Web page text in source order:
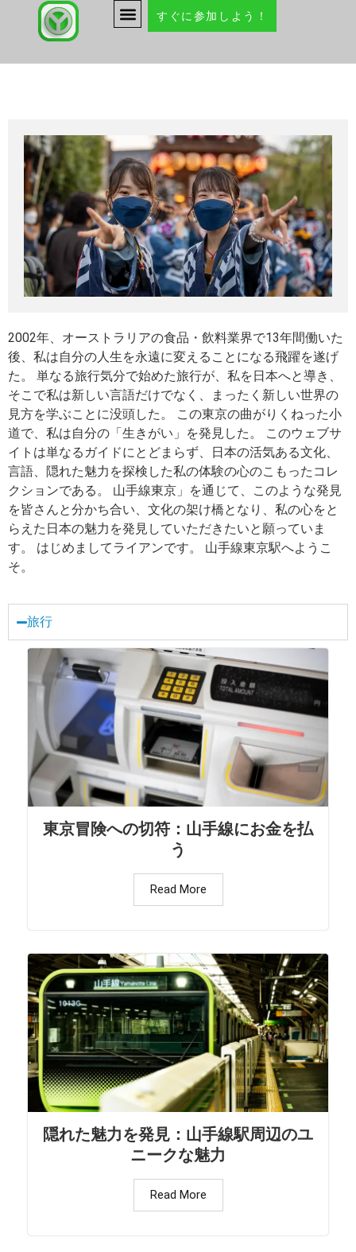
すぐに参加しよう！
2002年、オーストラリアの食品・飲料業界で13年間働いた
後、私は自分の人生を永遠に変えることになる飛躍を遂げ
た。 単なる旅行気分で始めた旅行が、私を日本へと導き、
そこで私は新しい言語だけでなく、まったく新しい世界の
見方を学ぶことに没頭した。 この東京の曲がりくねった小
道で、私は自分の「生きがい」を発見した。 このウェブサ
イトは単なるガイドにとどまらず、日本の活気ある文化、
言語、隠れた魅力を探検した私の体験の心のこもったコレ
クションである。 山手線東京」を通じて、このような発見
を皆さんと分かち合い、文化の架け橋となり、私の心をと
らえた日本の魅力を発見していただきたいと願っていま
す。 はじめましてライアンです。 山手線東京駅へようこ
そ。
旅行
東京冒険への切符：山手線にお金を払
う
Read More
隠れた魅力を発見：山手線駅周辺のユ
ニークな魅力
Read More